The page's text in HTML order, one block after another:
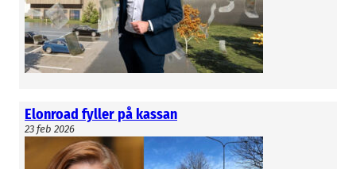
Elonroad fyller på kassan
23 feb 2026